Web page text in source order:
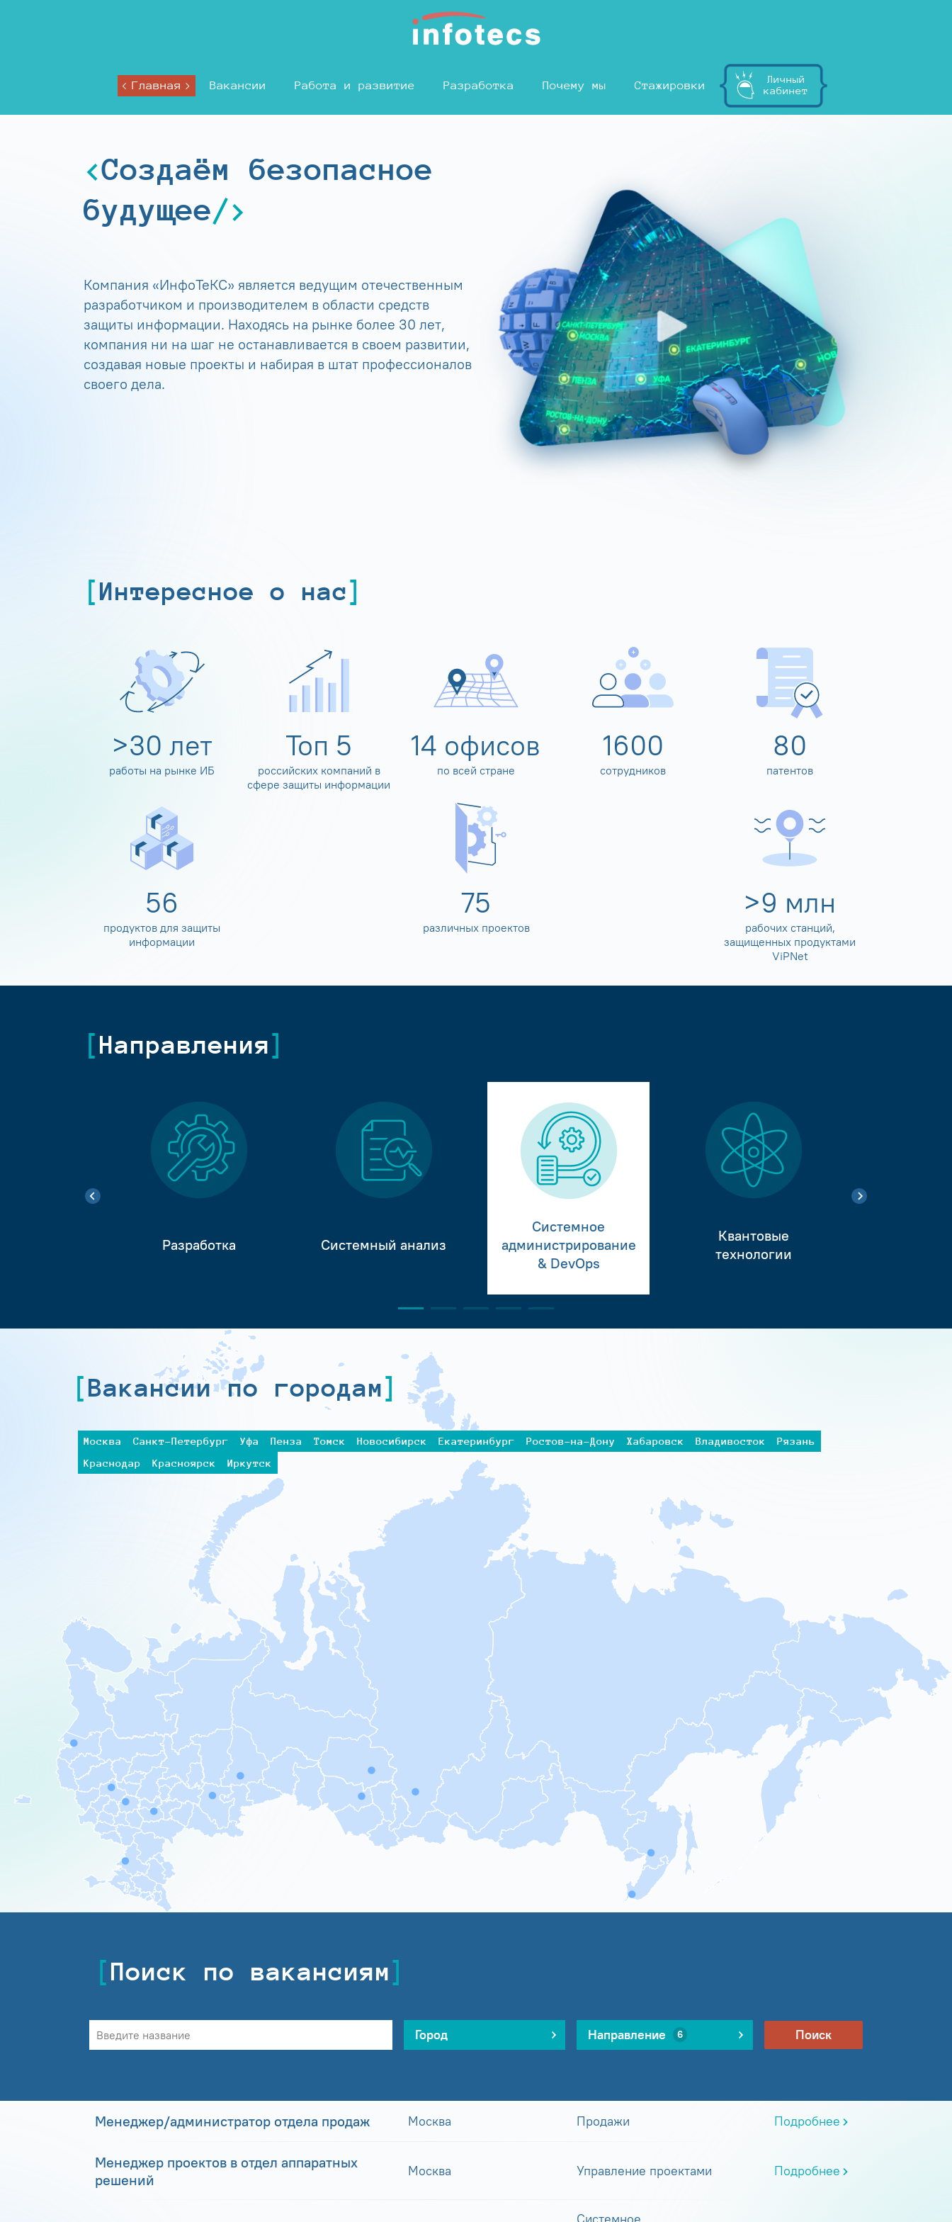
Главная Вакансии Работа и развитие Разработка Почему мы Стажировки
Личный
кабинет
Создаём безопасное
будущее
Компания «ИнфоТеКС» является ведущим отечественным
разработчиком и производителем в области средств
защиты информации. Находясь на рынке более 30 лет,
компания ни на шаг не останавливается в своем развитии,
создавая новые проекты и набирая в штат профессионалов
своего дела.
Интересное о нас
>30 лет
работы на рынке ИБ
Топ 5
российских компаний в
сфере защиты информации
14 офисов
по всей стране
1600
сотрудников
80
патентов
60
продуктов для защиты
информации
80
различных проектов
>10 млн
рабочих станций,
защищенных продуктами
ViPNet
Направления
Разработка Системный анализ
Системное
администрирование
& DevOps
Квантовые
технологии
Вакансии по городам
Москва Санкт-Петербург Уфа Пенза Томск Новосибирск Екатеринбург Ростов-на-Дону Хабаровск Владивосток
Рязань
Краснодар
Красноярск Иркутск
Поиск по вакансиям
Город Направление 6 Поиск
Менеджер/администратор отдела продаж Москва Продажи Подробнее
Менеджер проектов в отдел аппаратных
решений
Москва Управление проектами Подробнее